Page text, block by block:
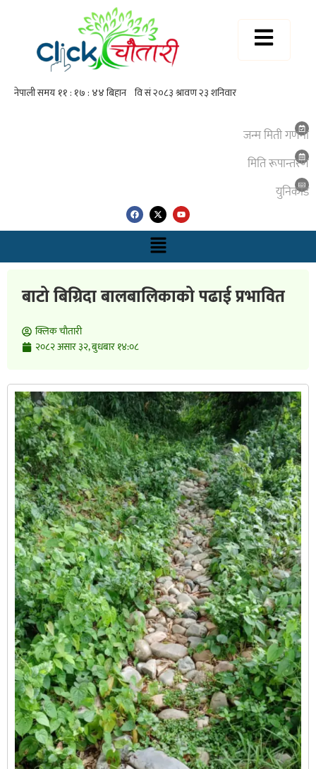
जन्म मिती गणना
मिति रूपान्तरण
युनिकाेड
बाटो बिग्रिदा बालबालिकाको पढाई प्रभावित
क्लिक चाैतारी
२०८२ असार ३२, बुधबार १४:०८